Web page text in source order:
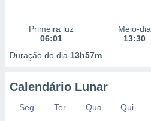
Primeira luz
06:01
Meio-dia
13:30
Duração do dia 13h57m
Calendário Lunar
Seg Ter Qua Qui